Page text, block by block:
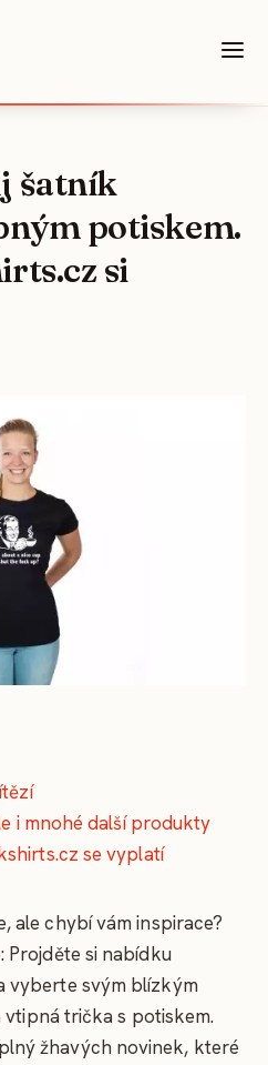
šatník
potiskem.
si
i mnohé další produkty
se vyplatí
ale chybí vám inspirace?
Projděte si nabídku
vyberte svým blízkým
trička s potiskem.
žhavých novinek, které